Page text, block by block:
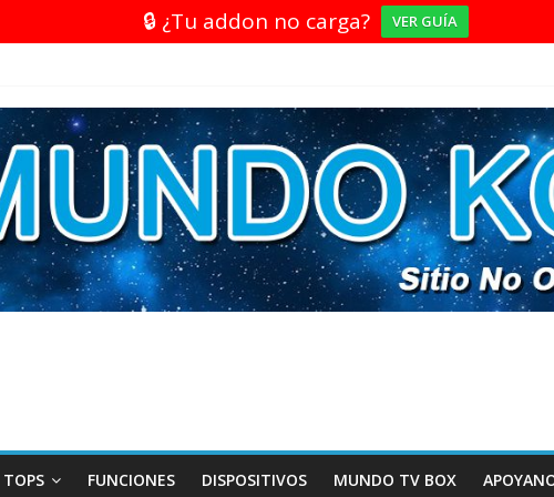
🔒 ¿Tu addon no carga? VER GUÍA
TOPS FUNCIONES DISPOSITIVOS MUNDO TV BOX